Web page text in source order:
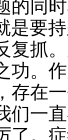
的同
要
复抓
功。
存在
们一
了。